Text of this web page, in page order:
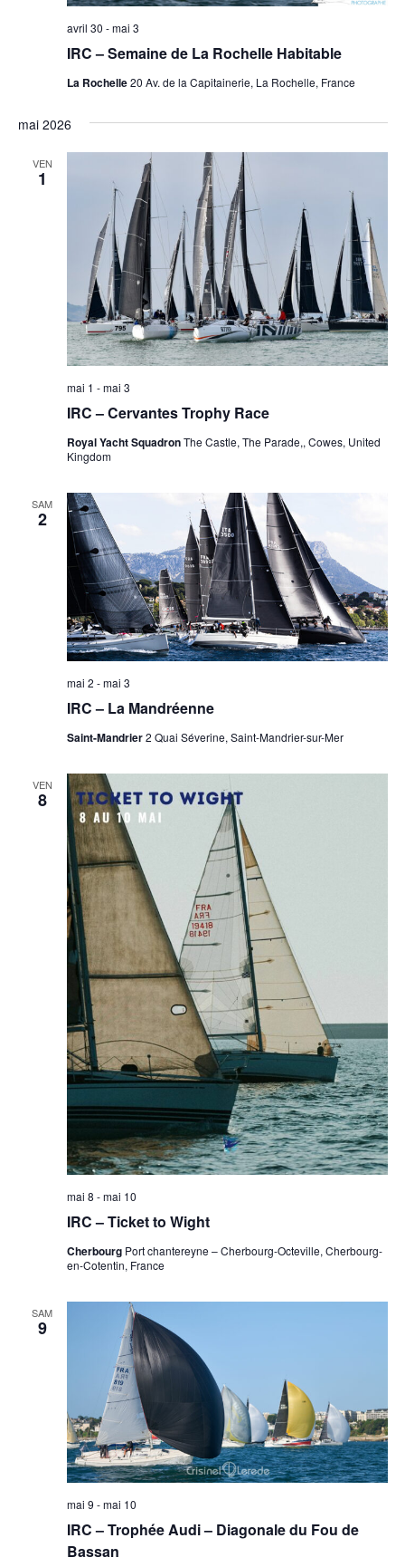
IRC – Semaine de La Rochelle Habitable
avril 30 -mai 3
La Rochelle20 Av. de la Capitainerie, La Rochelle, France
mai 2026
VEN
1
IRC – Cervantes Trophy Race
mai 1 -mai 3
Royal Yacht SquadronThe Castle, The Parade,, Cowes, United
Kingdom
SAM
2
IRC – La Mandréenne
mai 2 -mai 3
Saint-Mandrier2 Quai Séverine, Saint-Mandrier-sur-Mer
VEN
8
IRC – Ticket to Wight
mai 8 -mai 10
Cherbourg Port chantereyne – Cherbourg-Octeville, Cherbourg-
en-Cotentin, France
SAM
9
IRC – Trophée Audi – Diagonale du Fou de
Bassan
mai 9 -mai 10